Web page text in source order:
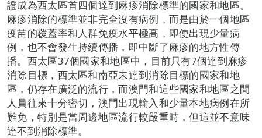
證成為西太區首四個達到麻疹消除標準的國家和地區。
麻疹消除的標準並非完全沒有病例，而是由於一個地區
疫苗的覆蓋率和人群免疫水平極高，即使出現少量病
例，也不會發生持續傳播，即中斷了麻疹的地方性傳
播。西太區37個國家和地區中，目前只有7個達到麻疹
消除目標，西太區和南亞未達到消除目標的國家和地
區，仍存在廣泛的流行，而澳門和這些國家和地區之間
人員往來十分密切，澳門出現輸入和少量本地病例在所
難免，特別是當周邊地區流行較嚴重時，但這並不意味
達不到消除標準。